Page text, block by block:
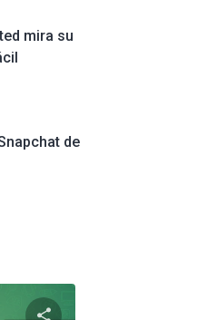
mira su
de